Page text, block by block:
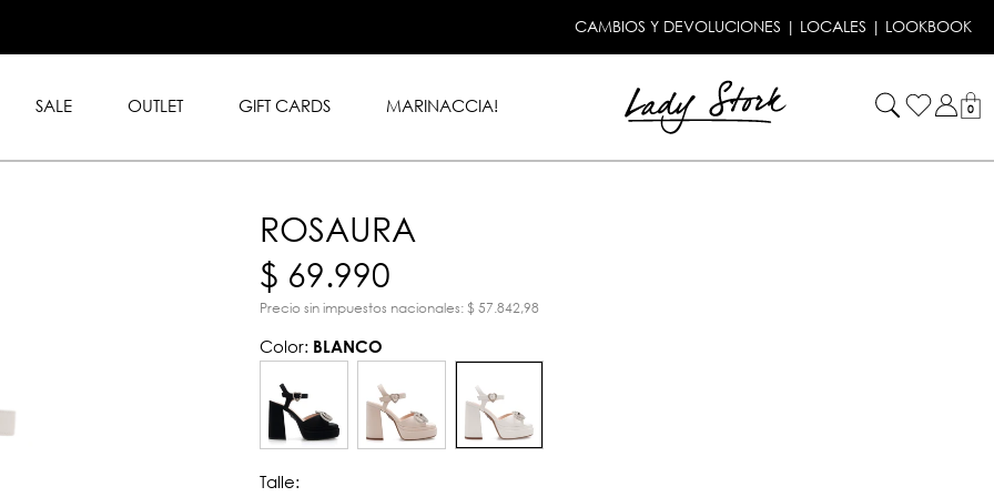
en toda la tienda con
American Express. CAMBIOS Y DEVOLUCIONES | LOCALES | LOOKBOOK
SALE OUTLET GIFT CARDS MARINACCIA! 0
ROSAURA
$ 69.990
Precio sin impuestos nacionales: $ 57.842,98
Color: BLANCO
Talle: